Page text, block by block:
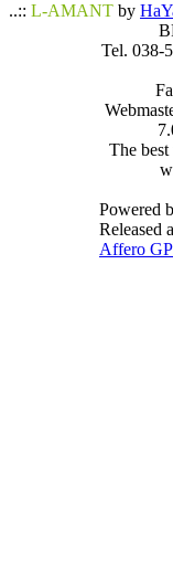
..:: L-AMANT by
Tel. 038-
The
Powered
Released
Affero